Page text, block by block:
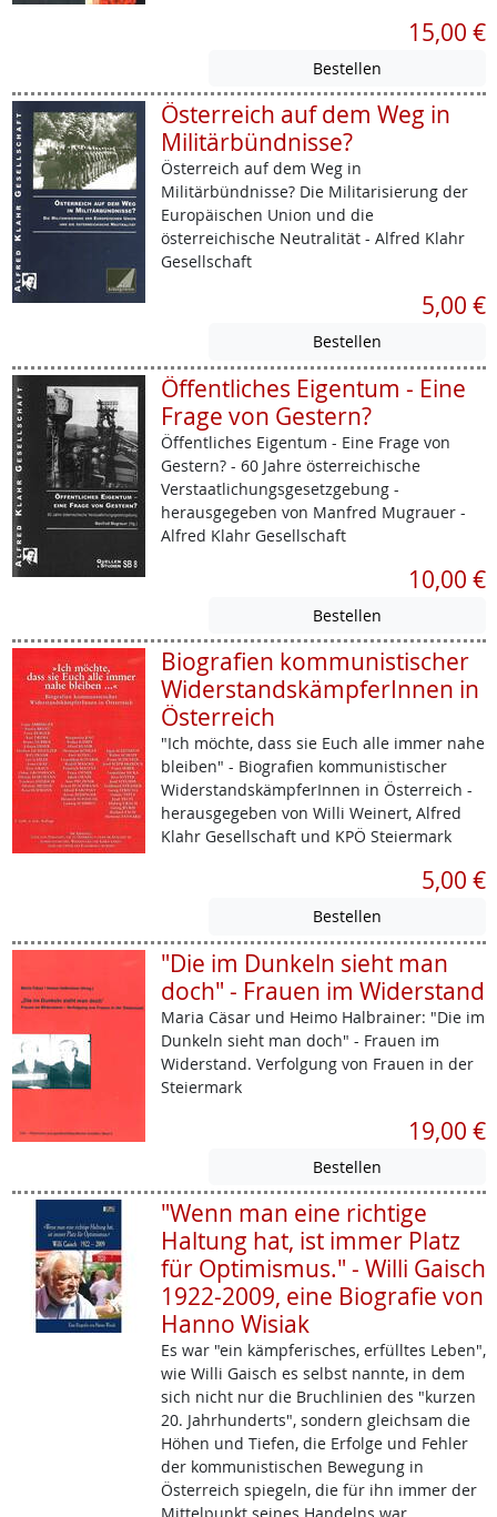
15,00 €
Österreich auf dem Weg in
Militärbündnisse?
Österreich auf dem Weg in
Militärbündnisse? Die Militarisierung der
Europäischen Union und die
österreichische Neutralität - Alfred Klahr
Gesellschaft
5,00 €
Öffentliches Eigentum - Eine
Frage von Gestern?
Öffentliches Eigentum - Eine Frage von
Gestern? - 60 Jahre österreichische
Verstaatlichungsgesetzgebung -
herausgegeben von Manfred Mugrauer -
Alfred Klahr Gesellschaft
10,00 €
Biografien kommunistischer
WiderstandskämpferInnen in
Österreich
"Ich möchte, dass sie Euch alle immer nahe
bleiben" - Biografien kommunistischer
WiderstandskämpferInnen in Österreich -
herausgegeben von Willi Weinert, Alfred
Klahr Gesellschaft und KPÖ Steiermark
5,00 €
"Die im Dunkeln sieht man
doch" - Frauen im Widerstand
Maria Cäsar und Heimo Halbrainer: "Die im
Dunkeln sieht man doch" - Frauen im
Widerstand. Verfolgung von Frauen in der
Steiermark
19,00 €
"Wenn man eine richtige
Haltung hat, ist immer Platz
für Optimismus." - Willi Gaisch
1922-2009, eine Biografie von
Hanno Wisiak
Es war "ein kämpferisches, erfülltes Leben",
wie Willi Gaisch es selbst nannte, in dem
sich nicht nur die Bruchlinien des "kurzen
20. Jahrhunderts", sondern gleichsam die
Höhen und Tiefen, die Erfolge und Fehler
der kommunistischen Bewegung in
Österreich spiegeln, die für ihn immer der